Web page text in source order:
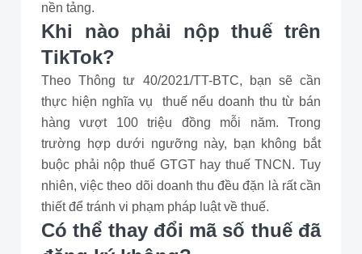
nền tảng.
Khi nào phải nộp thuế trên
TikTok?
Theo Thông tư 40/2021/TT-BTC, bạn sẽ cần
thực hiện nghĩa vụ thuế nếu doanh thu từ bán
hàng vượt 100 triệu đồng mỗi năm. Trong
trường hợp dưới ngưỡng này, bạn không bắt
buộc phải nộp thuế GTGT hay thuế TNCN. Tuy
nhiên, việc theo dõi doanh thu đều đặn là rất cần
thiết để tránh vi phạm pháp luật về thuế.
Có thể thay đổi mã số thuế đã